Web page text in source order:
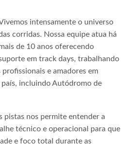
intensamente o universo
corridas. Nossa equipe atua há
de 10 anos oferecendo
em track days, trabalhando
e amadores em
incluindo Autódromo de
pistas nos permite entender a
técnico e operacional para que
e foco total durante as